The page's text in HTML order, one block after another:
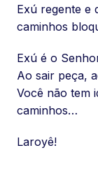
Exú regente e
caminhos
Exú é o
Ao sair peça,
Você não tem
caminhos…
Laroyê!